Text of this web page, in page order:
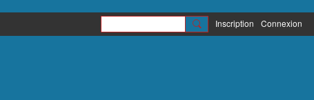
Inscription Connexion